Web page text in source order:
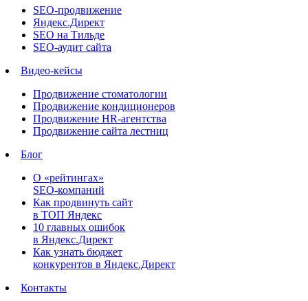
SEO-продвижение
Яндекс.Директ
SEO на Тильде
SEO-аудит сайта
Видео-кейсы
Продвижение стоматологии
Продвижение кондиционеров
Продвижение HR-агентства
Продвижение сайта лестниц
Блог
О «рейтингах»
SEO-компаний
Как продвинуть сайт
в ТОП Яндекс
10 главных ошибок
в Яндекс.Директ
Как узнать бюджет
конкурентов в Яндекс.Директ
Контакты